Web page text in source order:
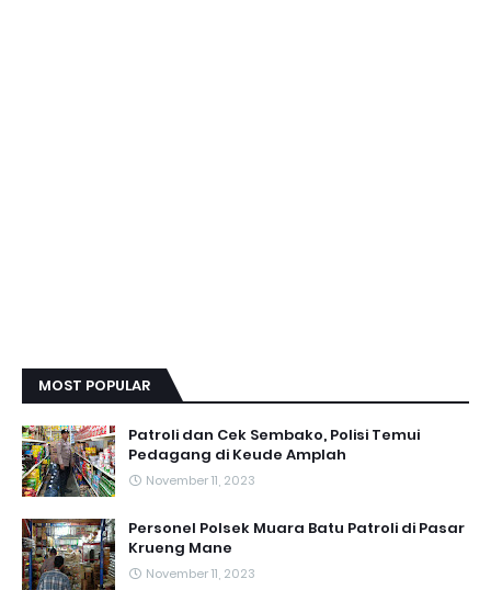
MOST POPULAR
Patroli dan Cek Sembako, Polisi Temui
Pedagang di Keude Amplah
November 11, 2023
Personel Polsek Muara Batu Patroli di Pasar
Krueng Mane
November 11, 2023